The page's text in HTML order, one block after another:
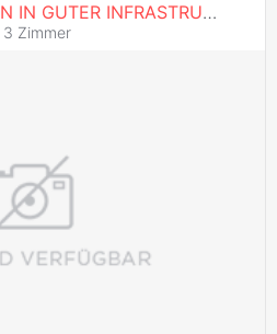
BEHAGLICHES WOHNEN IN GUTER INFRASTRUKTUR
3 Zimmer